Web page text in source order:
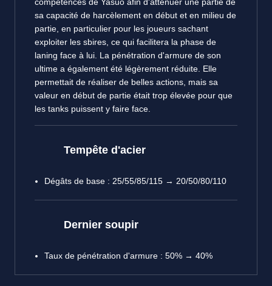
sa capacité de harcèlement en début et en milieu de
partie, en particulier pour les joueurs sachant
exploiter les sbires, ce qui facilitera la phase de
laning face à lui. La pénétration d'armure de son
ultime a également été légèrement réduite. Elle
permettait de réaliser de belles actions, mais sa
valeur en début de partie était trop élevée pour que
les tanks puissent y faire face.
Tempête d'acier
Dégâts de base : 25/55/85/115 → 20/50/80/110
Dernier soupir
Taux de pénétration d'armure : 50% → 40%